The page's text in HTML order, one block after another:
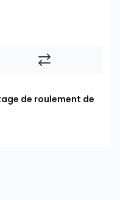
de roulement de